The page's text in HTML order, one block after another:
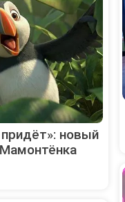
новый